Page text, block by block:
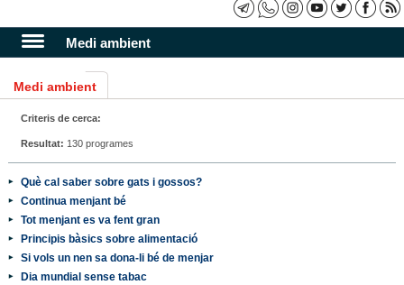
Medi ambient
Medi ambient
Criteris de cerca:
Resultat: 130 programes
Què cal saber sobre gats i gossos?
Continua menjant bé
Tot menjant es va fent gran
Principis bàsics sobre alimentació
Si vols un nen sa dona-li bé de menjar
Dia mundial sense tabac